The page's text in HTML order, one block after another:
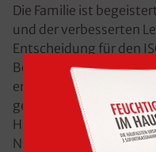
Die Familie ist
und der verbesserten
Entscheidung für den
Böttcher erwies sich als
empfiehlt die
gerne weiter. Der
Hauses, der den